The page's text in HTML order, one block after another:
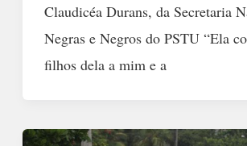
Claudicéa Durans, da Secretaria
Negras e Negros do PSTU “Ela
filhos dela a mim e a